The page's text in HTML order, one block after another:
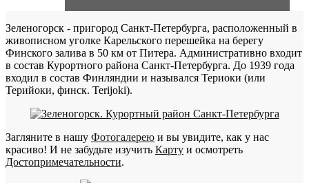
Зеленогорск - пригород Санкт-Петербурга, расположенный в
живописном уголке Карельского перешейка на берегу
Финского залива в 50 км от Питера. Административно входит
в состав Курортного района Санкт-Петербурга. До 1939 года
входил в состав Финляндии и назывался Териоки (или
Терийоки, финск. Terijoki).
Загляните в нашу Фотогалерею и вы увидите, как у нас
красиво! И не забудьте изучить Карту и осмотреть
Достопримечательности.